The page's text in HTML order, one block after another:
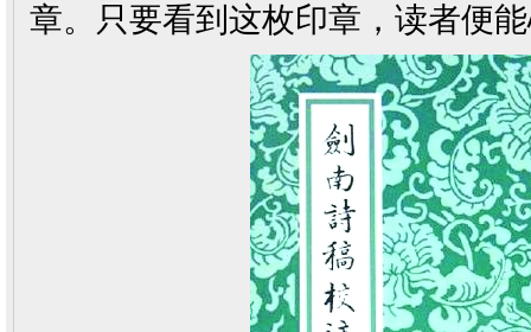
章。只要看到这枚印章，读者便